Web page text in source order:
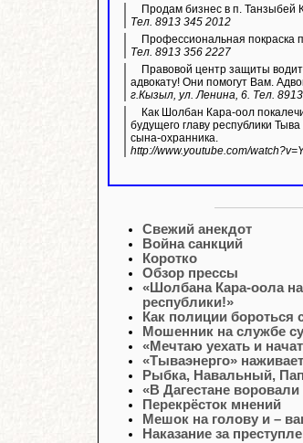
Продам бизнес в п.
Тел. 8913 345 2012
Профессиональная
Тел. 8913 356 2227
Правовой центр защиты
адвокату! Они помогут Вам.
г.Кызыл, ул. Ленина, 6. Тел.
Как Шолбан Кара-оол покалечил охранника Иванова: http://
будущего главу республики
сына-охранника.
http://www.youtube.com/
Свежий анекдот
Война санкций
Коротко
Обзор прессы
«Шолбана Кара-оола
республики!»
Как полиции бороться
Мошенник на службе
«Мечтаю уехать и
«Тываэнерго»
Рыбка, Навальный,
«В Дагестане
Перекрёсток мнений
Мешок на голову и –
Наказание за